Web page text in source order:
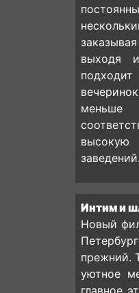
выходя
заведений.
Интим и
Новый
прежний.
уютное
главное